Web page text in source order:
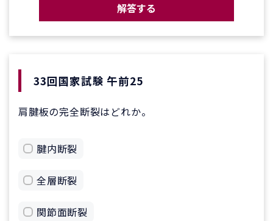
解答する
33回国家試験 午前25
肩腱板の完全断裂はどれか。
腱内断裂
全層断裂
関節面断裂